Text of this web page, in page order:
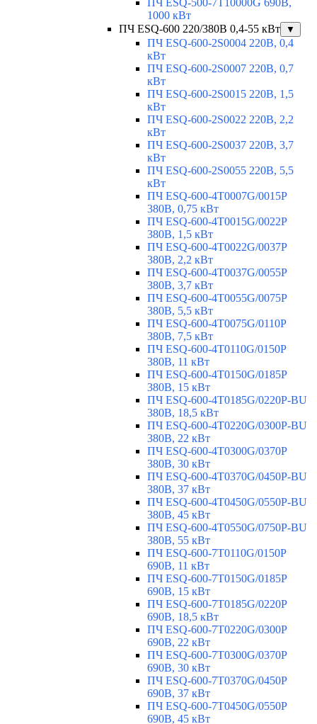
ПЧ ESQ-500-7T10000G 690В,
1000 кВт
ПЧ ESQ-600 220/380В 0,4-55 кВт
▼
ПЧ ESQ-600-2S0004 220В, 0,4
кВт
ПЧ ESQ-600-2S0007 220В, 0,7
кВт
ПЧ ESQ-600-2S0015 220В, 1,5
кВт
ПЧ ESQ-600-2S0022 220В, 2,2
кВт
ПЧ ESQ-600-2S0037 220В, 3,7
кВт
ПЧ ESQ-600-2S0055 220В, 5,5
кВт
ПЧ ESQ-600-4T0007G/0015P
380В, 0,75 кВт
ПЧ ESQ-600-4T0015G/0022P
380В, 1,5 кВт
ПЧ ESQ-600-4T0022G/0037P
380В, 2,2 кВт
ПЧ ESQ-600-4T0037G/0055P
380В, 3,7 кВт
ПЧ ESQ-600-4T0055G/0075P
380В, 5,5 кВт
ПЧ ESQ-600-4T0075G/0110P
380В, 7,5 кВт
ПЧ ESQ-600-4T0110G/0150P
380В, 11 кВт
ПЧ ESQ-600-4T0150G/0185P
380В, 15 кВт
ПЧ ESQ-600-4T0185G/0220P-BU
380В, 18,5 кВт
ПЧ ESQ-600-4T0220G/0300P-BU
380В, 22 кВт
ПЧ ESQ-600-4T0300G/0370P
380В, 30 кВт
ПЧ ESQ-600-4T0370G/0450P-BU
380В, 37 кВт
ПЧ ESQ-600-4T0450G/0550P-BU
380В, 45 кВт
ПЧ ESQ-600-4T0550G/0750P-BU
380В, 55 кВт
ПЧ ESQ-600-7T0110G/0150P
690В, 11 кВт
ПЧ ESQ-600-7T0150G/0185P
690В, 15 кВт
ПЧ ESQ-600-7T0185G/0220P
690В, 18,5 кВт
ПЧ ESQ-600-7T0220G/0300P
690В, 22 кВт
ПЧ ESQ-600-7T0300G/0370P
690В, 30 кВт
ПЧ ESQ-600-7T0370G/0450P
690В, 37 кВт
ПЧ ESQ-600-7T0450G/0550P
690В, 45 кВт